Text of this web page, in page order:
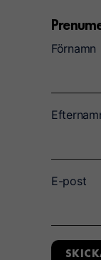
Förnamn
E-post